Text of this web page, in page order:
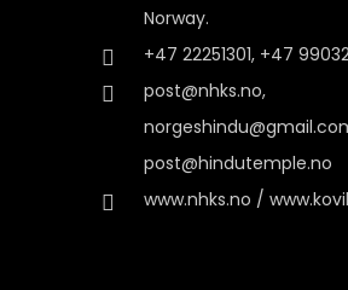
Norway.
+47 22251301, +47
post@nhks.no,
post@hindutemple.no
www.nhks.no /